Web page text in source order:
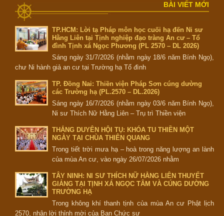
BÀI VIẾT MỚI
TP.HCM: Lời tạ Pháp môn học cuối hạ đến Ni sư
Hằng Liên tại Tịnh nghiệp đạo tràng An cư – Tổ
đình Tịnh xá Ngọc Phương (PL 2570 – DL 2026)
Sáng ngày 31/7/2026 (nhằm ngày 18/6 năm Bính Ngọ),
chư Ni hành giả an cư tại Trường hạ Tổ đình
TP. Đồng Nai: Thiền viện Pháp Sơn cúng dường
các Trường hạ (PL.2570 – DL.2026)
Sáng ngày 16/7/2026 (nhằm ngày 03/6 năm Bính Ngọ),
Ni sư Thích Nữ Hằng Liên – Trụ trì Thiền viện
THẮNG DUYÊN HỘI TỤ: KHÓA TU THIỀN MỘT
NGÀY TẠI CHÙA THIÊN QUANG
Trong tiết trời mưa hạ – hoà trong năng lượng an lành
của mùa An cư, vào ngày 26/07/2026 nhằm
TÂY NINH: NI SƯ THÍCH NỮ HẰNG LIÊN THUYẾT
GIẢNG TẠI TỊNH XÁ NGỌC TÂM VÀ CÚNG DƯỜNG
TRƯỜNG HẠ
Trong không khí thanh tịnh của mùa An cư Phật lịch
2570, nhận lời thỉnh mời của Ban Chức sự